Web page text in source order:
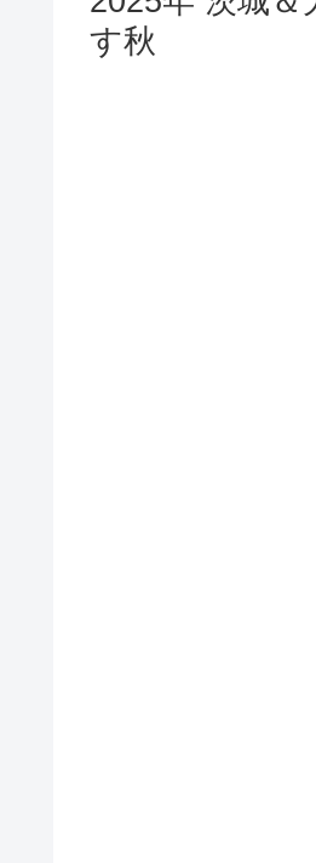
す秋